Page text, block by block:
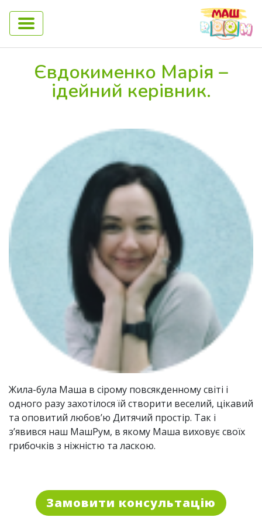
Євдокименко Марія –
ідейний керівник.
Жила-була Маша в сірому повсякденному світі і
одного разу захотілося їй створити веселий, цікавий
та оповитий любов’ю Дитячий простір. Так і
з’явився наш МашРум, в якому Маша виховує своїх
грибочків з ніжністю та ласкою.
Замовити консультацію